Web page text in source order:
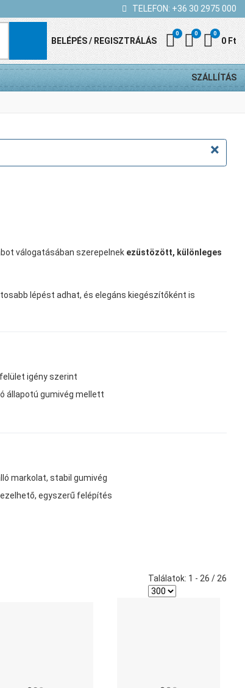
TELEFON: +36 30 2975 000
BELÉPÉS / REGISZTRÁLÁS Kedvenc
0 0 Kosár
0
0 Ft
SZÁLLÍTÁS
×
válogatásában szerepelnek ezüstözött, különleges
lépést adhat, és elegáns kiegészítőként is
igény szerint
állapotú gumivég mellett
markolat, stabil gumivég
egyszerű felépítés
Találatok: 1 - 26 / 26